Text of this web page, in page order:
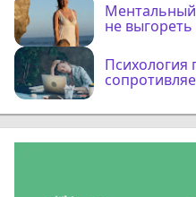
Ментальный
не
Психология